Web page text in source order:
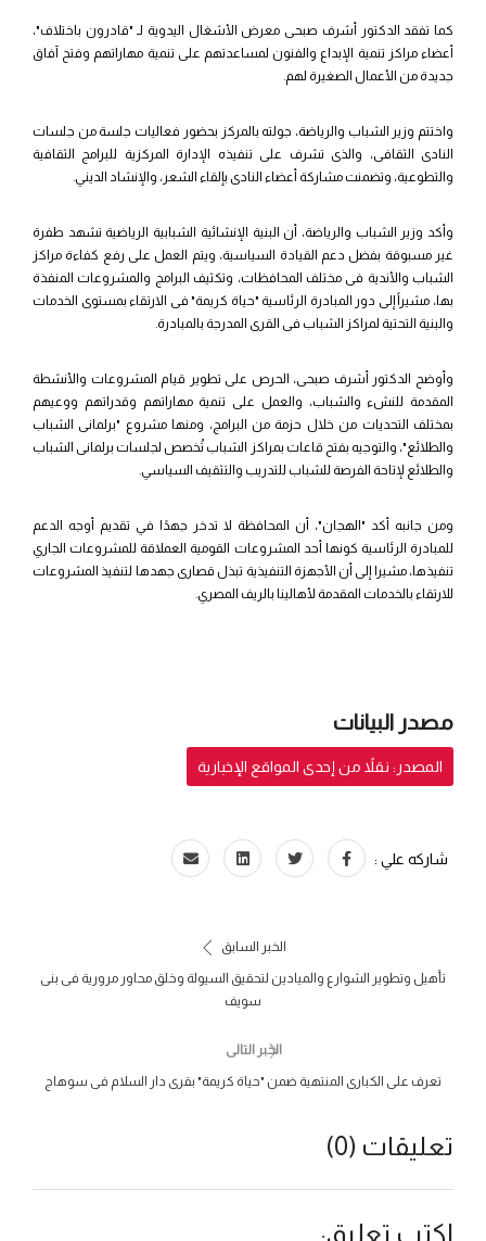
كما تفقد الدكتور أشرف صبحى معرض الأشغال اليدوية لـ "قادرون باختلاف"،
أعضاء مراكز تنمية الإبداع والفنون لمساعدتهم على تنمية مهاراتهم وفتح آفاق
جديدة من الأعمال الصغيرة لهم.
واختتم وزير الشباب والرياضة، جولته بالمركز بحضور فعاليات جلسة من جلسات
النادى الثقافى، والذى تشرف على تنفيذه الإدارة المركزية للبرامج الثقافية
والتطوعية، وتضمنت مشاركة أعضاء النادى بإلقاء الشعر، والإنشاد الديني.
وأكد وزير الشباب والرياضة، أن البنية الإنشائية الشبابية الرياضية تشهد طفرة
غير مسبوقة بفضل دعم القيادة السياسية، ويتم العمل على رفع كفاءة مراكز
الشباب والأندية فى مختلف المحافظات، وتكثيف البرامج والمشروعات المنفذة
بها، مشيراً إلى دور المبادرة الرئاسية "حياة كريمة" فى الارتقاء بمستوى الخدمات
والبنية التحتية لمراكز الشباب فى القرى المدرجة بالمبادرة.
وأوضح الدكتور أشرف صبحى، الحرص على تطوير قيام المشروعات والأنشطة
المقدمة للنشء والشباب، والعمل على تنمية مهاراتهم وقدراتهم ووعيهم
بمختلف التحديات من خلال حزمة من البرامج، ومنها مشروع "برلمانى الشباب
والطلائع"، والتوجيه بفتح قاعات بمراكز الشباب تُخصص لجلسات برلمانى الشباب
والطلائع لإتاحة الفرصة للشباب للتدريب والتثقيف السياسي.
ومن جانبه أكد "الهجان"، أن المحافظة لا تدخر جهدًا في تقديم أوجه الدعم
للمبادرة الرئاسية كونها أحد المشروعات القومية العملاقة للمشروعات الجاري
تنفيذها، مشيرا إلى أن الأجهزة التنفيذية تبذل قصارى جهدها لتنفيذ المشروعات
للارتقاء بالخدمات المقدمة لأهالينا بالريف المصري.
مصدر البيانات
المصدر: نقلاً من إحدى المواقع الإخبارية
شاركه علي :
الخبر السابق
تأهيل وتطوير الشوارع والميادين لتحقيق السيولة وخلق محاور مرورية فى بنى
سويف
الخبر التالى
تعرف على الكبارى المنتهية ضمن "حياة كريمة" بقرى دار السلام فى سوهاج
تعليقات (0)
اكتب تعليق: